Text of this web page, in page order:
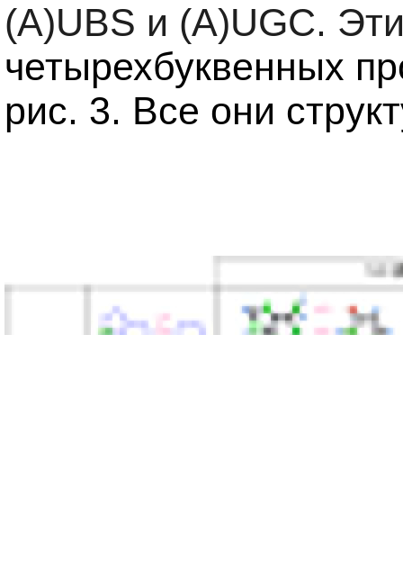
(A)UBS и (A)UGC.
четырехбуквенных
рис. 3. Все они